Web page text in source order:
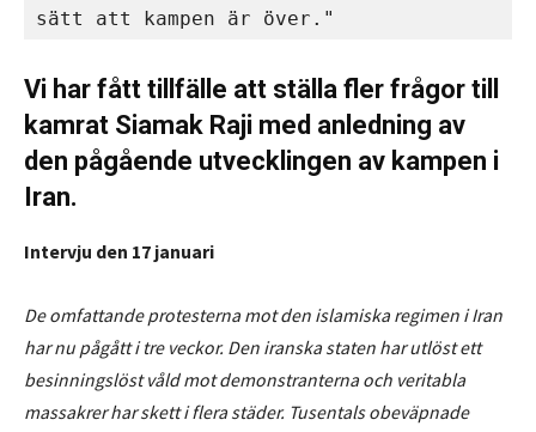
sätt att kampen är över."
Vi har fått tillfälle att ställa fler frågor till
kamrat Siamak Raji med anledning av
den pågående utvecklingen av kampen i
Iran.
Intervju den 17 januari
De omfattande protesterna mot den islamiska regimen i Iran
har nu pågått i tre veckor. Den iranska staten har utlöst ett
besinningslöst våld mot demonstranterna och veritabla
massakrer har skett i flera städer. Tusentals obeväpnade